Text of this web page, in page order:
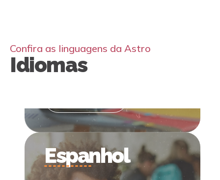
Confira as linguagens da Astro
Idiomas
Espanhol
Saiba mais
Italiano